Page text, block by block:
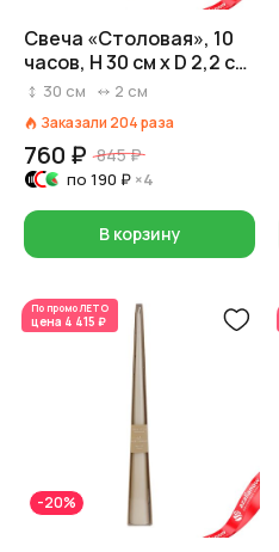
Свеча «Столовая», 10
часов, H 30 см x D 2,2 см,
кремовый
30 см 2 см
Заказали 204раза
760 ₽ 845 ₽
по 190 ₽ ×4
В корзину
По промоЛЕТО
цена 4 415 ₽
-20%